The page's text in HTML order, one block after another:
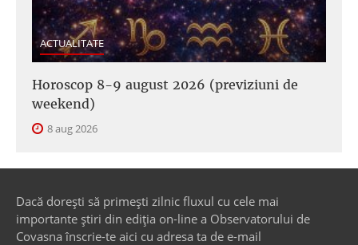
ACTUALITATE
Horoscop 8-9 august 2026 (previziuni de
weekend)
8 aug 2026
Dacă dorești să primești zilnic fluxul cu cele mai
importante știri din ediția on-line a Observatorului de
Covasna înscrie-te aici cu adresa ta de e-mail